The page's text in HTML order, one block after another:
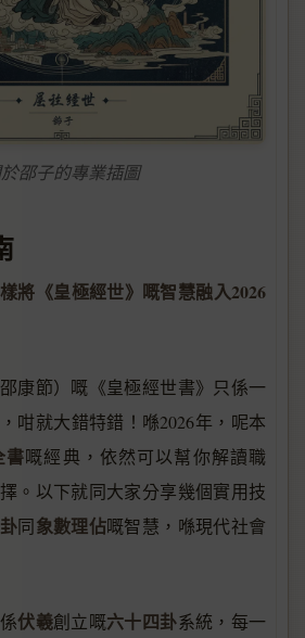
邵子的專業插圖
將《皇極經世》嘅智慧融入2026
康節）嘅《皇極經世書》只係一
咁就大錯特錯！喺2026年，呢本
書嘅經典，依然可以幫你解讀職
。以下就同大家分享幾個實用技
同象數理佔嘅智慧，喺現代社會
伏羲創立嘅六十四卦系統，每一